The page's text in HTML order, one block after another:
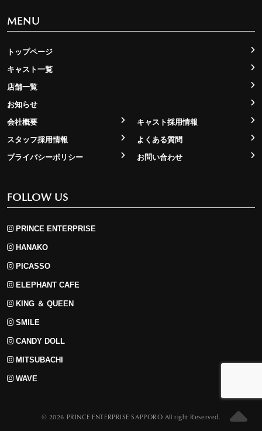
MENU
トップページ
キャスト一覧
店舗一覧
お知らせ
会社概要
キャスト採用情報
スタッフ採用情報
よくある質問
プライバシーポリシー
お問い合わせ
FOLLOW US
PRINCE ENTERPRISE
HANAKO
PICASSO
ELEPHANT CAFE
KING ＆ QUEEN
SMILE
CANDY DOLL
MITSUBACHI
WAVE
© 2026 PRINCE ENTERPRISE SAPPORO All right Reserved.